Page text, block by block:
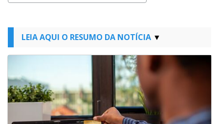
LEIA AQUI O RESUMO DA NOTÍCIA